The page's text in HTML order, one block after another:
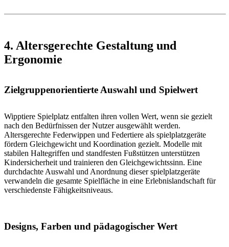
4. Altersgerechte Gestaltung und
Ergonomie
Zielgruppenorientierte Auswahl und Spielwert
Wipptiere Spielplatz entfalten ihren vollen Wert, wenn sie gezielt
nach den Bedürfnissen der Nutzer ausgewählt werden.
Altersgerechte Federwippen und Federtiere als spielplatzgeräte
fördern Gleichgewicht und Koordination gezielt. Modelle mit
stabilen Haltegriffen und standfesten Fußstützen unterstützen
Kindersicherheit und trainieren den Gleichgewichtssinn. Eine
durchdachte Auswahl und Anordnung dieser spielplatzgeräte
verwandeln die gesamte Spielfläche in eine Erlebnislandschaft für
verschiedenste Fähigkeitsniveaus.
Designs, Farben und pädagogischer Wert